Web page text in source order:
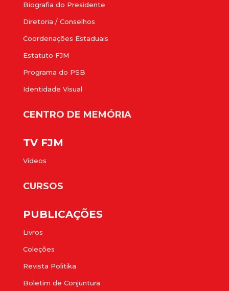
Biografia do Presidente
Diretoria / Conselhos
Coordenações Estaduais
Estatuto FJM
Programa do PSB
Identidade Visual
CENTRO DE MEMÓRIA
TV FJM
Vídeos
CURSOS
PUBLICAÇÕES
Livros
Coleções
Revista Politika
Boletim de Conjuntura